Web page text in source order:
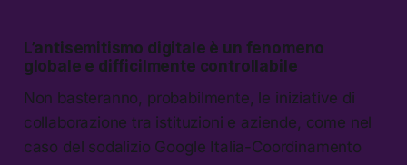
L’antisemitismo digitale è un fenomeno
globale e difficilmente controllabile
Non basteranno, probabilmente, le iniziative di
collaborazione tra istituzioni e aziende, come nel
caso del sodalizio Google Italia-Coordinamento